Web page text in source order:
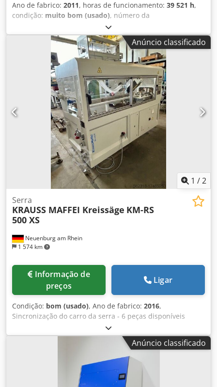
Ano de fabrico: 2011, horas de funcionamento: 39 521 h,
condição: muito bom (usado), número da
, Artigo nº: DSD.2C Dedpfx
Aoyhpqtjldskr Equipamento / mais informações: O
compressor é refrigerado a água e possui recuperação de
calor. Potência nominal: 110,0 kW Velocidade do motor:
1485 rpm Pressão máxima de operação: 8,5 bar
Temperatura ambiente: 3°C/45°C
Anúncio classificado
1 /2
Neuenburg am Rhein
1 574 km
Serra
KRAUSS MAFFEI Kreissäge KM-RS
500 XS
preços
Ligar
Condição: bom (usado), Ano de fabrico: 2016,
Sincronização do carro da serra - 6 peças disponíveis
Anúncio classificado